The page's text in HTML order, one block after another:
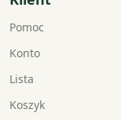
Pomoc
Konto
Lista
Koszyk